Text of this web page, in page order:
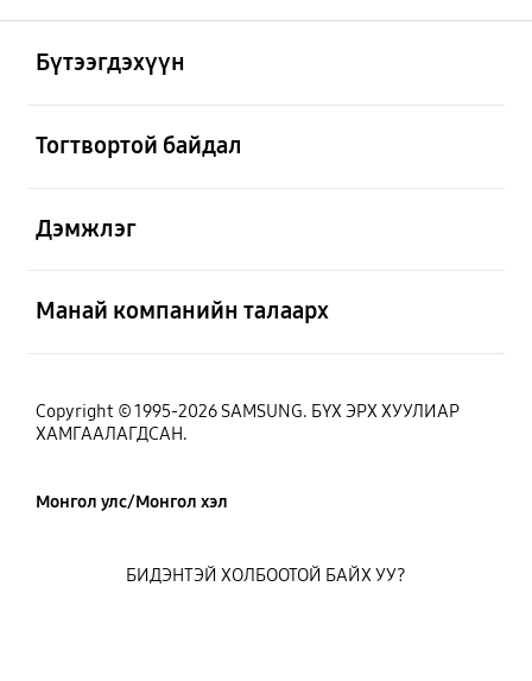
Бүтээгдэхүүн
Тогтвортой байдал
Дэмжлэг
Манай компанийн талаарх
Copyright © 1995-2026 SAMSUNG. БҮХ ЭРХ ХУУЛИАР
ХАМГААЛАГДСАН.
Монгол улс/Монгол хэл
БИДЭНТЭЙ ХОЛБООТОЙ БАЙХ УУ?